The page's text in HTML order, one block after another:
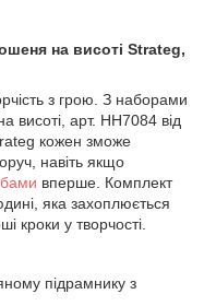
на висоті Strateg,
з грою. З наборами
арт. HH7084 від
кожен зможе
навіть якщо
вперше. Комплект
яка захоплюється
кроки у творчості.
підрамнику з